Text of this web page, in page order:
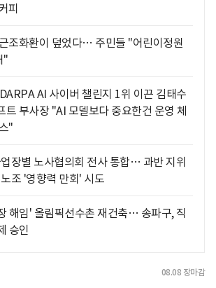
피
조화환이 덮었다… 주민들 "어린이정원
"
AI 사이버 챌린지 1위 이끈 김태수
트 부사장 "AI 모델보다 중요한건 운영 체
"
장별 노사협의회 전사 통합… 과반 지위
조 '영향력 만회' 시도
해임' 올림픽선수촌 재건축… 송파구, 직
승인
08.08 장마감